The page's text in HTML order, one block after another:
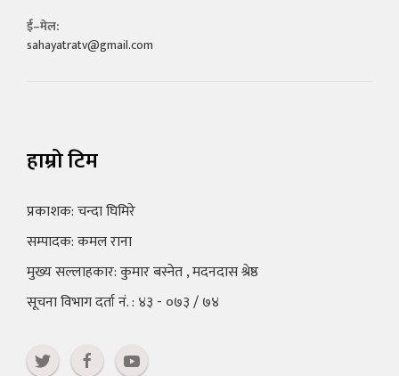
ई–मेल:
sahayatratv@gmail.com
हाम्रो टिम
प्रकाशक: चन्दा घिमिरे
सम्पादक: कमल राना
मुख्य सल्लाहकार: कुमार बस्नेत , मदनदास श्रेष्ठ
सूचना विभाग दर्ता नं. : ४३ - ०७३ / ७४